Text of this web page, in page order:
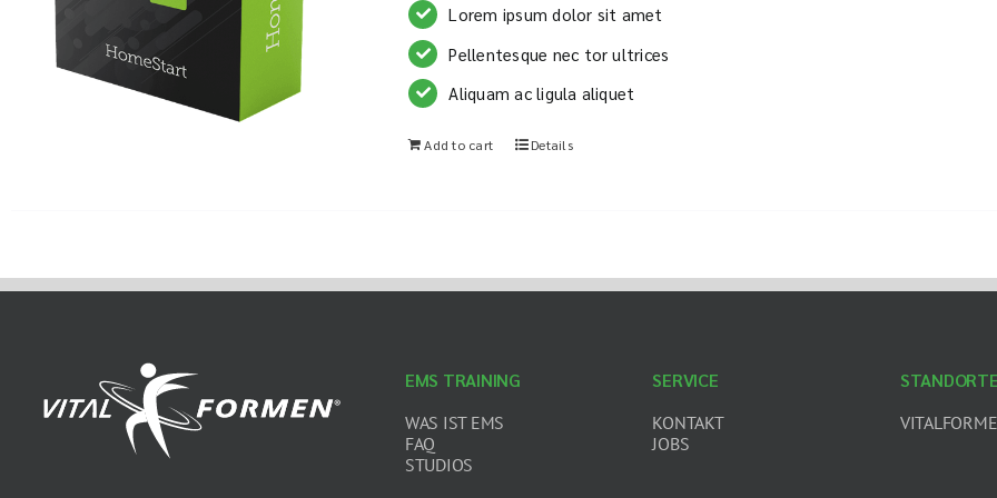
Lorem ipsum dolor sit amet
Pellentesque nec tor ultrices
Aliquam ac ligula aliquet
Add to cart Details
EMS TRAINING
WAS IST EMS
FAQ
STUDIOS
SERVICE
KONTAKT
JOBS
STANDORTE